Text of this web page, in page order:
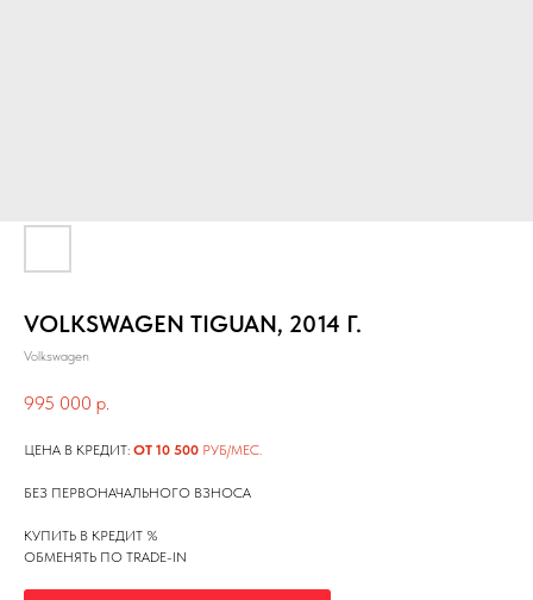
VOLKSWAGEN TIGUAN, 2014 Г.
Volkswagen
995 000 р.
ЦЕНА В КРЕДИТ: ОТ 10 500 РУБ/МЕС.
БЕЗ ПЕРВОНАЧАЛЬНОГО ВЗНОСА
КУПИТЬ В КРЕДИТ %
ОБМЕНЯТЬ ПО TRADE-IN